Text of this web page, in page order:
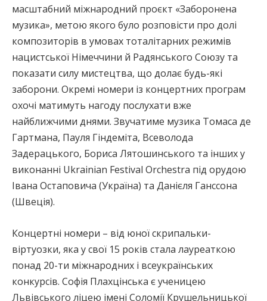
масштабний міжнародний проєкт «Заборонена
музика», метою якого було розповісти про долі
композиторів в умовах тоталітарних режимів
нацистської Німеччини й Радянського Союзу та
показати силу мистецтва, що долає будь-які
заборони. Окремі номери із концертних програм
охочі матимуть нагоду послухати вже
найближчими днями. Звучатиме музика Томаса де
Гартмана, Пауля Гіндеміта, Всеволода
Задерацького, Бориса Лятошинського та інших у
виконанні Ukrainian Festival Orchestra під орудою
Івана Остаповича (Україна) та Данієля Ганссона
(Швеція).
Концертні номери – від юної скрипальки-
віртуозки, яка у свої 15 років стала лауреаткою
понад 20-ти міжнародних і всеукраїнських
конкурсів. Софія Плахцінська є ученицею
Львівського ліцею імені Соломії Крушельницької